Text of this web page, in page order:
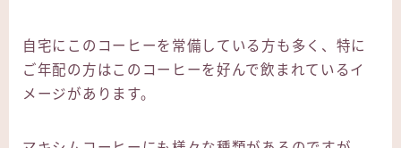
自宅にこのコーヒーを常備している方も多く、特に
ご年配の方はこのコーヒーを好んで飲まれているイ
メージがあります。